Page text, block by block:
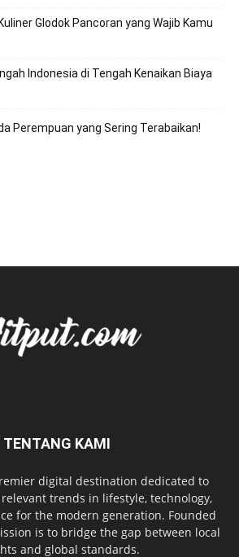
Glodok Pancoran yang Wajib Kamu
Indonesia di Tengah Kenaikan Biaya
Perempuan yang Sering Terabaikan!
TENTANG KAMI
digital destination dedicated to
trends in lifestyle, technology,
for the modern generation. Founded
is to bridge the gap between local
and global standards.